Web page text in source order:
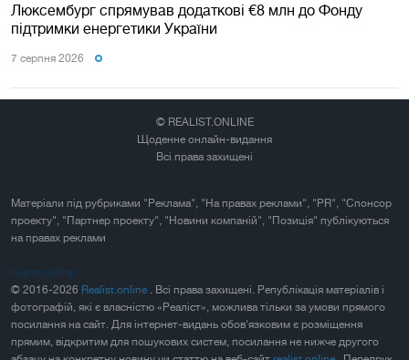
Люксембург спрямував додаткові €8 млн до Фонду
підтримки енергетики України
7 серпня 2026
© REALIST.ONLINE
Щоденне онлайн-видання
Всі права захищені
Матеріали під рубриками "Реклама", "На правах реклами", "PR", "Спонсор
проекту", "Партнер проекту", "Новини компаній", "Позиція" публікуються
на правах реклами
Карта сайта
© 2016-2026 Realist.online . Всі права захищені. Републікація матеріалів і
фотографій, які є власністю «Реаліст», можлива тільки за умови прямого
посилання на сайт. Для інтернет-видань обов'язковим є розміщення
прямим, відкритим для пошукових систем, посилання не нижче другого